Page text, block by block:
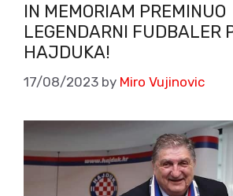
IN MEMORIAM PREMINUO
LEGENDARNI FUDBALER
HAJDUKA!
17/08/2023 by Miro Vujinovic